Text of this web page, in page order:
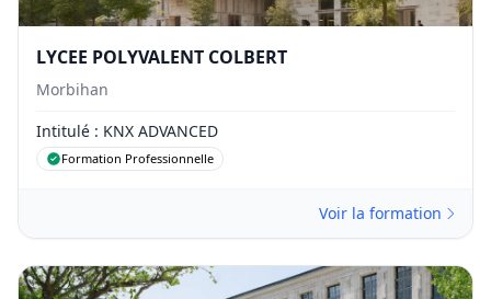
LYCEE POLYVALENT COLBERT
Morbihan
Intitulé : KNX ADVANCED
Formation Professionnelle
Voir la formation